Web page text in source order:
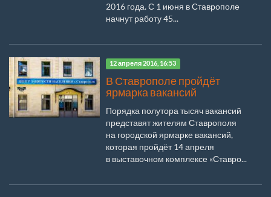
2016 года. С 1 июня в Ставрополе
начнут работу 45...
12 апреля 2016, 16:53
В Ставрополе пройдёт
ярмарка вакансий
Порядка полутора тысяч вакансий
представят жителям Ставрополя
на городской ярмарке вакансий,
которая пройдёт 14 апреля
в выставочном комплексе «Ставро...